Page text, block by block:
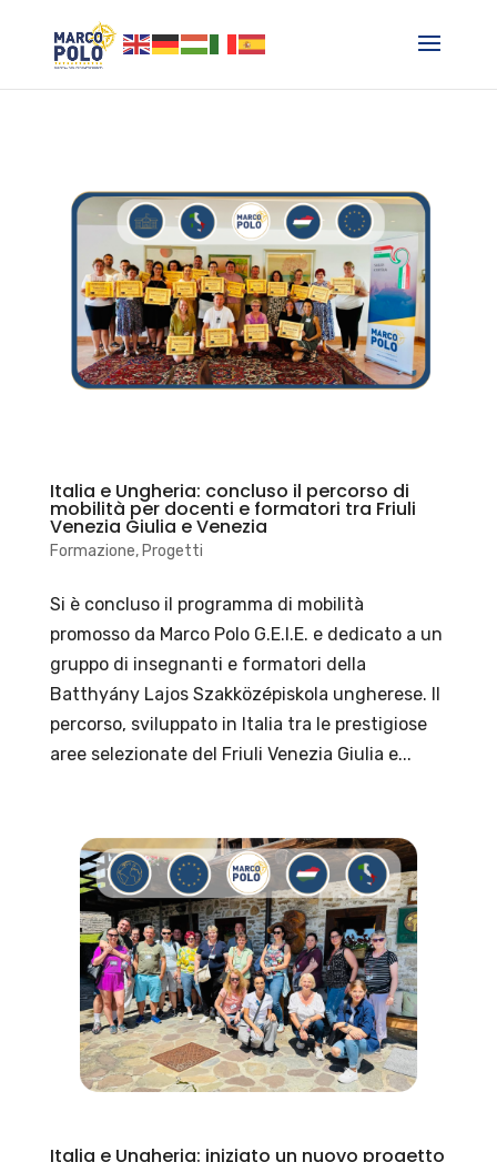
Italia e Ungheria: concluso il percorso di
mobilità per docenti e formatori tra Friuli
Venezia Giulia e Venezia
Formazione, Progetti
Si è concluso il programma di mobilità
promosso da Marco Polo G.E.I.E. e dedicato a un
gruppo di insegnanti e formatori della
Batthyány Lajos Szakközépiskola ungherese. Il
percorso, sviluppato in Italia tra le prestigiose
aree selezionate del Friuli Venezia Giulia e...
Italia e Ungheria: iniziato un nuovo progetto